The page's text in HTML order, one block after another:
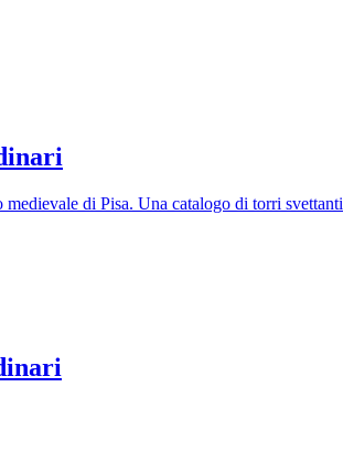
di Pisa. Una catalogo di torri svettanti